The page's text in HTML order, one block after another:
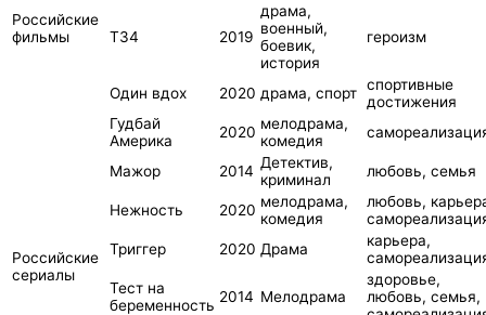
Российские
фильмы
Т34 2019
драма,
военный,
боевик,
история
героизм
Один вдох 2020 драма, спорт спортивные
достижения
Гудбай
Америка
2020 мелодрама,
комедия
Российские
сериалы
Мажор 2014 Детектив,
криминал
любовь, семья
Нежность 2020 мелодрама,
комедия
любовь,
Триггер
2020 Драма
карьера,
Тест на
беременность 2014 Мелодрама
здоровье,
любовь, семья,